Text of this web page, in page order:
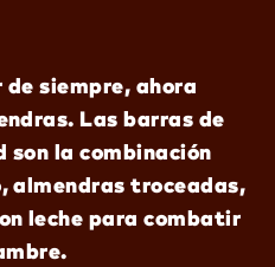
siempre, ahora
Las barras de
son la combinación
almendras troceadas,
leche para combatir